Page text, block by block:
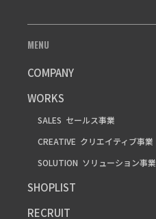
MENU
COMPANY
WORKS
SALES セールス事業
CREATIVE クリエイティブ事業
SOLUTION ソリューション事業
SHOPLIST
RECRUIT